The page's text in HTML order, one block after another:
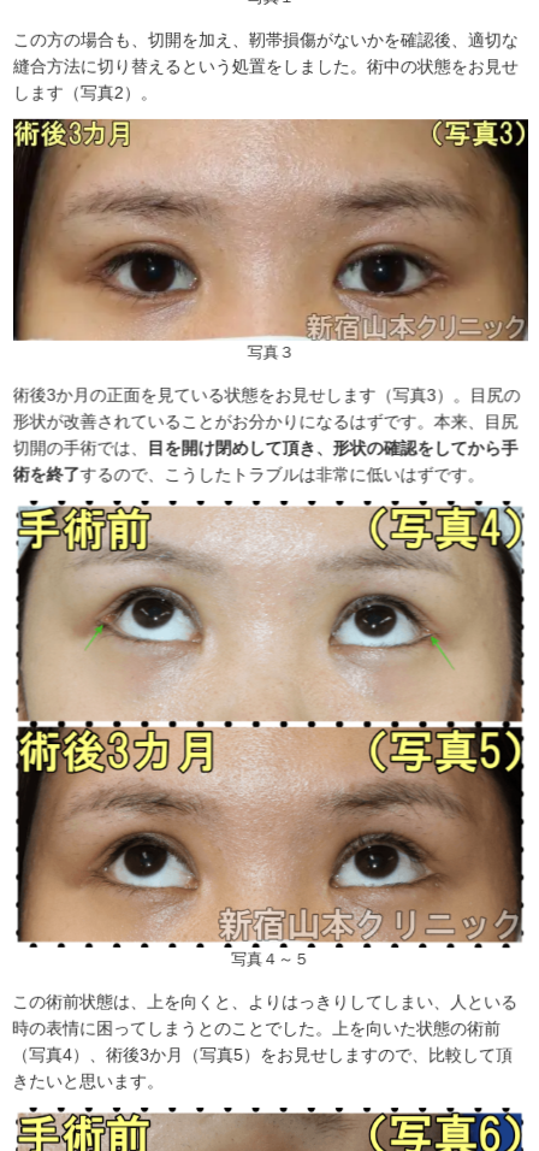
この方の場合も、切開を加え、靭帯損傷がないかを確認後、適切な
縫合方法に切り替えるという処置をしました。術中の状態をお見せ
します（写真2）。
写真３
術後3か月の正面を見ている状態をお見せします（写真3）。目尻の
形状が改善されていることがお分かりになるはずです。本来、目尻
切開の手術では、 目を開け閉めして頂き、形状の確認をしてから手
術を終了するので、こうしたトラブルは非常に低いはずです。
写真４～５
この術前状態は、上を向くと、よりはっきりしてしまい、人といる
時の表情に困ってしまうとのことでした。上を向いた状態の術前
（写真4）、術後3か月（写真5）をお見せしますので、比較して頂
きたいと思います。